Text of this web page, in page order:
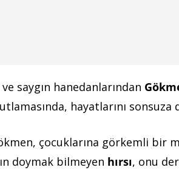
saygın hanedanlarından
hayatlarını
çocuklarına görkemli bir
doymak bilmeyen hırsı, onu